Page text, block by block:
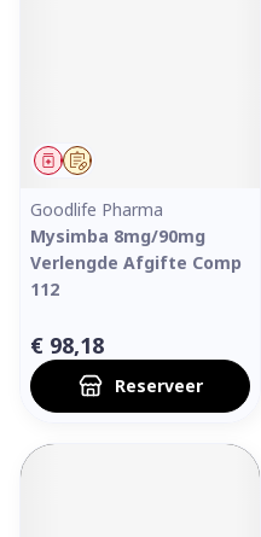
Op voorschrift
Geneesmiddel
Goodlife Pharma
Mysimba 8mg/90mg
Verlengde Afgifte Comp
112
€ 98,18
Reserveer